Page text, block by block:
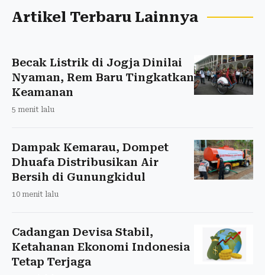
Artikel Terbaru Lainnya
Becak Listrik di Jogja Dinilai
Nyaman, Rem Baru Tingkatkan
Keamanan
5 menit lalu
Dampak Kemarau, Dompet
Dhuafa Distribusikan Air
Bersih di Gunungkidul
10 menit lalu
Cadangan Devisa Stabil,
Ketahanan Ekonomi Indonesia
Tetap Terjaga